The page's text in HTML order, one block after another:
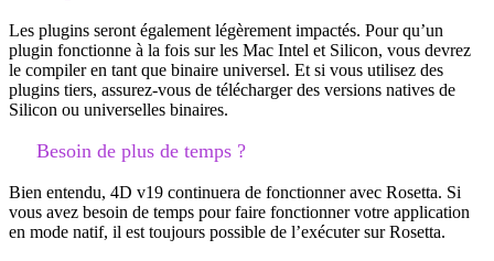
Les plugins seront également légèrement impactés. Pour qu’un
plugin fonctionne à la fois sur les Mac Intel et Silicon, vous devrez
le compiler en tant que binaire universel. Et si vous utilisez des
plugins tiers, assurez-vous de télécharger des versions natives de
Silicon ou universelles binaires.
Besoin de plus de temps ?
Bien entendu, 4D v19 continuera de fonctionner avec Rosetta. Si
vous avez besoin de temps pour faire fonctionner votre application
en mode natif, il est toujours possible de l’exécuter sur Rosetta.